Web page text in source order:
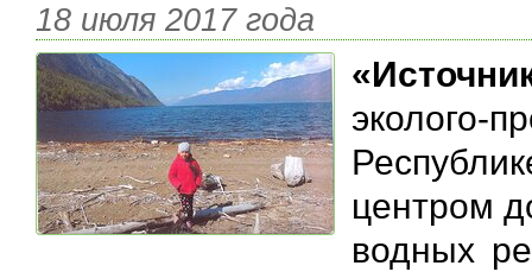
18 июля 2017 года
эколого-
центром
водных